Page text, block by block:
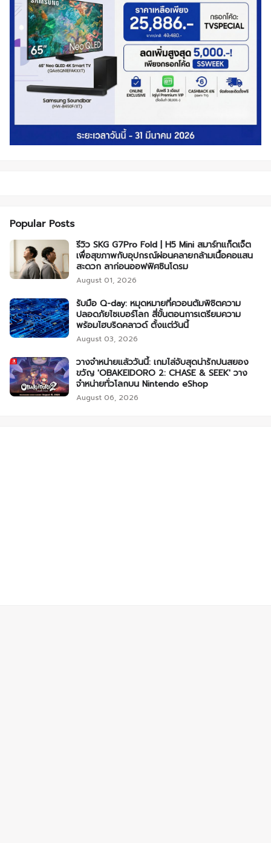
Popular Posts
รีวิว SKG G7Pro Fold | H5 Mini สมาร์ทแก็ดเจ็ต
เพื่อสุขภาพกับอุปกรณ์ผ่อนคลายกล้ามเนื้อคอแสน
สะดวก ลาก่อนออฟฟิศซินโดรม
August 01, 2026
รับมือ Q-day: หมุดหมายที่ควอนตัมพิชิตความ
ปลอดภัยไซเบอร์โลก สี่ขั้นตอนการเตรียมความ
พร้อมไฮบริดคลาวด์ ตั้งแต่วันนี้
August 03, 2026
วางจำหน่ายแล้ววันนี้: เกมไล่จับสุดน่ารักปนสยอง
ขวัญ 'OBAKEIDORO 2: CHASE & SEEK' วาง
จำหน่ายทั่วโลกบน Nintendo eShop
August 06, 2026